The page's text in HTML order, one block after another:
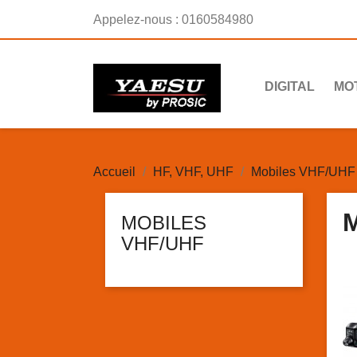
Appelez-nous : 0160584980
DIGITAL
Accueil HF, VHF, UHF Mobiles VHF/UHF
MOBILES
VHF/UHF